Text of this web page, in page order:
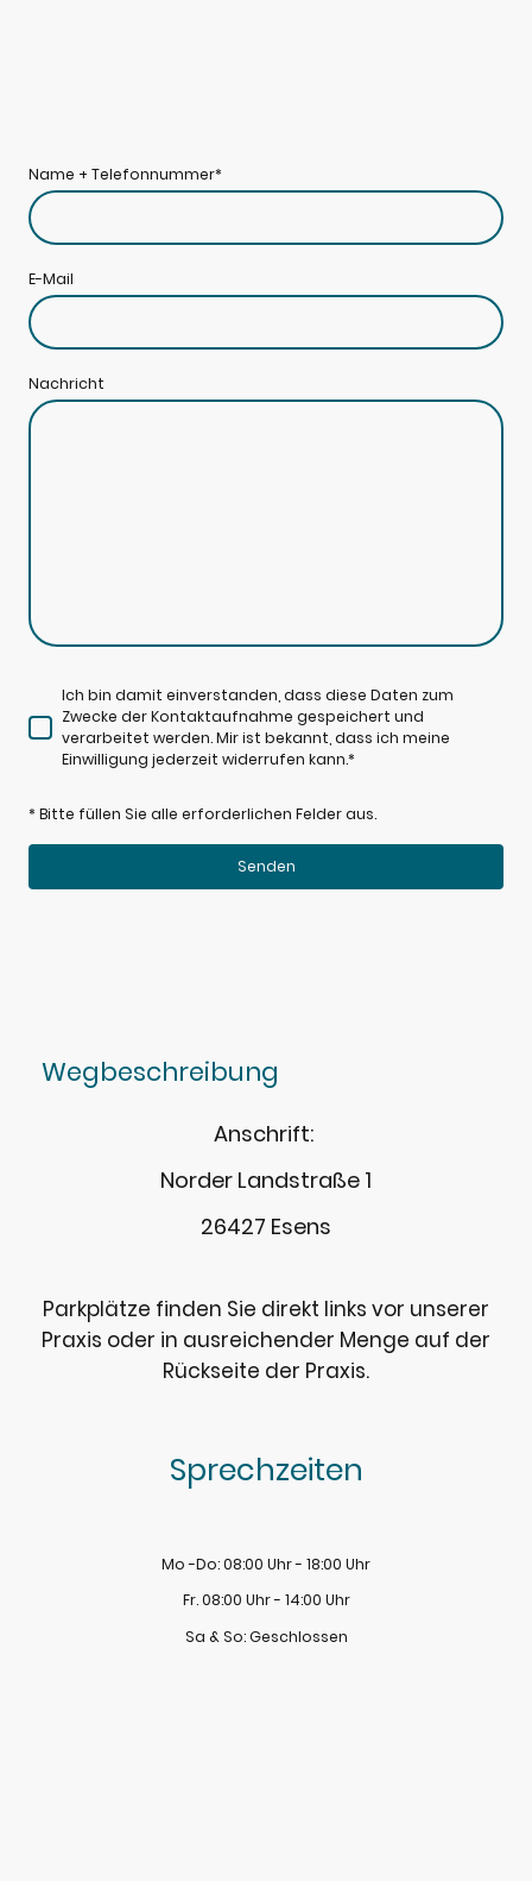
Name + Telefonnummer*
E-Mail
Nachricht
Ich bin damit einverstanden, dass diese Daten zum
Zwecke der Kontaktaufnahme gespeichert und
verarbeitet werden. Mir ist bekannt, dass ich meine
Einwilligung jederzeit widerrufen kann.*
* Bitte füllen Sie alle erforderlichen Felder aus.
Senden
Wegbeschreibung
Anschrift:
Norder Landstraße 1
26427 Esens
Parkplätze finden Sie direkt links vor unserer
Praxis oder in ausreichender Menge auf der
Rückseite der Praxis.
Sprechzeiten
Mo -Do: 08:00 Uhr - 18:00 Uhr
Fr. 08:00 Uhr - 14:00 Uhr
Sa & So: Geschlossen